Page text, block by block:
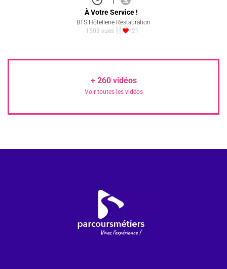
À Votre Service !
BTS Hôtellerie Restauration
1503 vues
21
+ 260vidéos
Voir toutes les vidéos